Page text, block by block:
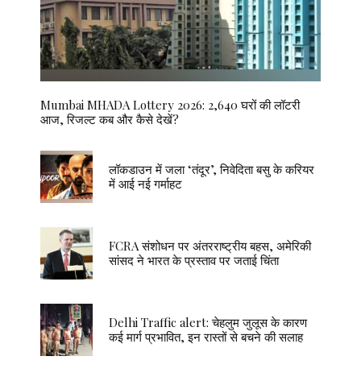
Mumbai MHADA Lottery 2026: 2,640 घरों की लॉटरी
आज, रिजल्ट कब और कैसे देखें?
लॉकडाउन में जला ‘तंदूर’, निवेदिता बसु के करियर
में आई नई गर्माहट
FCRA संशोधन पर अंतरराष्ट्रीय बहस, अमेरिकी
सांसद ने भारत के प्रस्ताव पर जताई चिंता
Delhi Traffic alert: चेहलुम जुलूस के कारण
कई मार्ग प्रभावित, इन रास्तों से बचने की सलाह